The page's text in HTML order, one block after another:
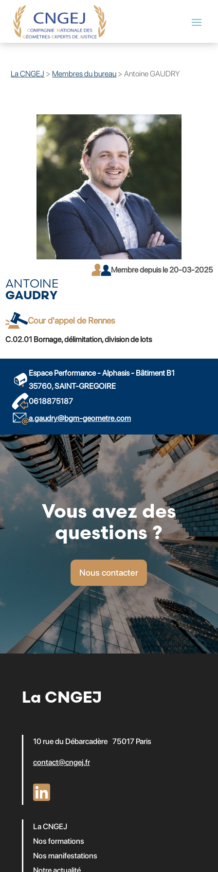
La CNGEJ > Membres du bureau >Antoine GAUDRY
Membre depuis le 20-03-2025
ANTOINE
GAUDRY
Cour d'appel de Rennes
C.02.01 Bornage, délimitation, division de lots
Espace Performance - Alphasis - Bâtiment B1
35760, SAINT-GREGOIRE
0618875187
a.gaudry@bgm-geometre.com
Vous avez des
questions ?
Nous contacter
La CNGEJ
10 rue du Débarcadère 75017 Paris
contact@cngej.fr
La CNGEJ
Nos formations
Nos manifestations
Notre actualité